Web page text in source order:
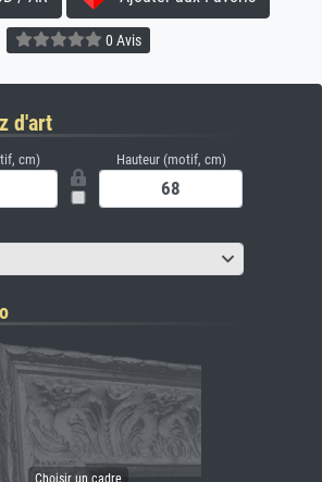
0 Avis
d'art
cm) Hauteur (motif, cm)